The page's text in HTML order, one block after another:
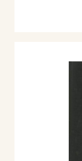
medaglia
Rovereto”.
Mantova.
Mantova.
“Premio
Galleria del